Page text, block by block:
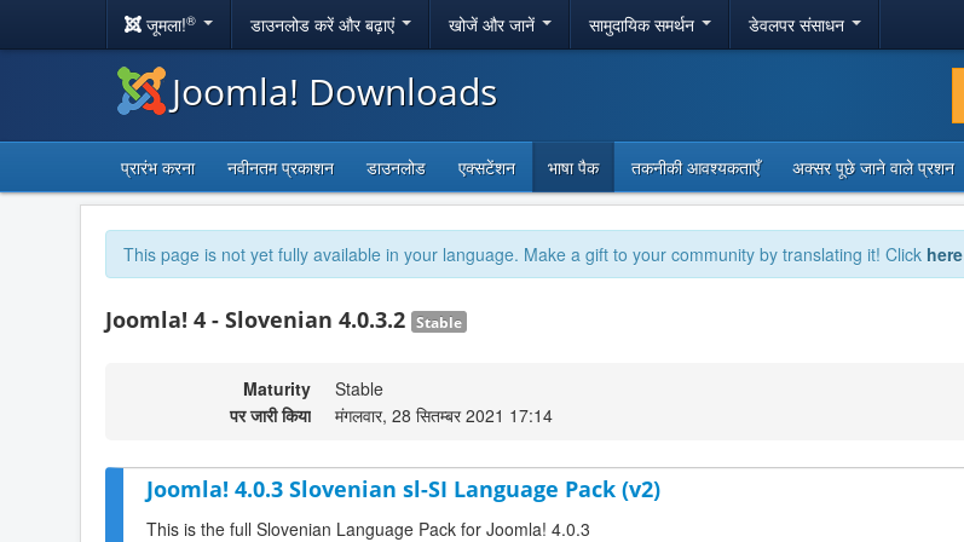
जूमला!® डाउनलोड करें और बढ़ाएं खोजें और जानें सामुदायिक समर्थन डेवलपर संसाधन
Joomla! Downloads
प्रारंभ करना नवीनतम प्रकाशन डाउनलोड एक्सटेंशन भाषा पैक तकनीकी आवश्यकताएँ अक्सर पूछे जाने वाले प्रशन
This page is not yet fully available in your language. Make a gift to your community by translating it! Click here
Joomla! 4 - Slovenian 4.0.3.2 Stable
Maturity
Stable
पर जारी किया
मंगलवार, 28 सितम्बर 2021 17:14
Joomla! 4.0.3 Slovenian sl-SI Language Pack (v2)
This is the full Slovenian Language Pack for Joomla! 4.0.3